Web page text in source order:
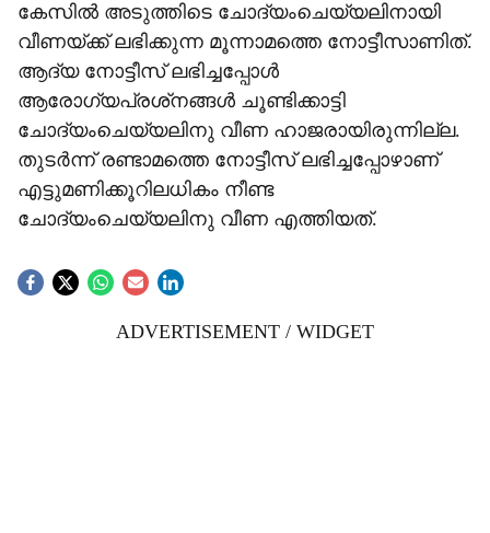
കേസില്‍ അടുത്തിടെ ചോദ്യംചെയ്യലിനായി
വീണയ്ക്ക് ലഭിക്കുന്ന മൂന്നാമത്തെ നോട്ടീസാണിത്.
ആദ്യ നോട്ടീസ് ലഭിച്ചപ്പോള്‍
ആരോഗ്യപ്രശ്‌നങ്ങള്‍ ചൂണ്ടിക്കാട്ടി
ചോദ്യംചെയ്യലിനു വീണ ഹാജരായിരുന്നില്ല.
തുടര്‍ന്ന് രണ്ടാമത്തെ നോട്ടീസ് ലഭിച്ചപ്പോഴാണ്
എട്ടുമണിക്കൂറിലധികം നീണ്ട
ചോദ്യംചെയ്യലിനു വീണ എത്തിയത്.
ADVERTISEMENT / WIDGET